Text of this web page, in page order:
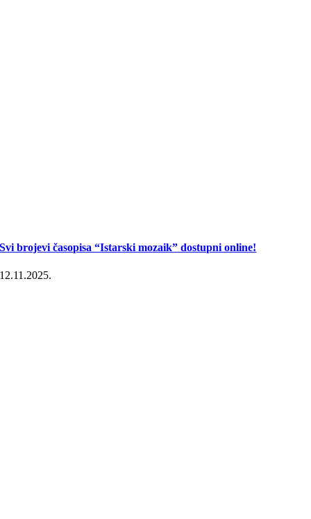
Svi brojevi časopisa “Istarski mozaik” dostupni online!
12.11.2025.